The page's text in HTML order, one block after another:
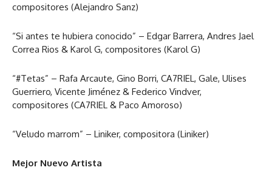
compositores (Alejandro Sanz)
“Si antes te hubiera conocido” – Edgar Barrera, Andres Jael
Correa Rios & Karol G, compositores (Karol G)
“#Tetas” – Rafa Arcaute, Gino Borri, CA7RIEL, Gale, Ulises
Guerriero, Vicente Jiménez & Federico Vindver,
compositores (CA7RIEL & Paco Amoroso)
“Veludo marrom” – Liniker, compositora (Liniker)
Mejor Nuevo Artista